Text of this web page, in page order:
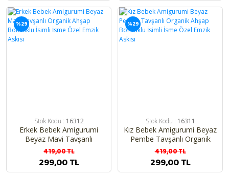
%29
Stok Kodu : 16312
Erkek Bebek Amigurumi
Beyaz Mavi Tavşanlı
Organik Ahşap Boncuklu
İsimli İsme Özel Emzik Askısı
419,00 TL
299,00 TL
%29
Stok Kodu : 16311
Kız Bebek Amigurumi Beyaz
Pembe Tavşanlı Organik
Ahşap Boncuklu İsimli İsme
Özel Emzik Askısı
419,00 TL
299,00 TL